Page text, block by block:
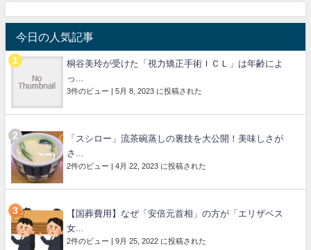
今日の人気記事
桐谷美玲が受けた「視力矯正手術ＩＣＬ」は年齢によ
っ...
3件のビュー 5月 8, 2023 に投稿された
「スシロー」流茶碗蒸しの裏技を大公開！美味しさが
さ...
2件のビュー 4月 22, 2023 に投稿された
【国葬費用】なぜ「安倍元首相」の方が「エリザベス
女...
2件のビュー 9月 25, 2022 に投稿された